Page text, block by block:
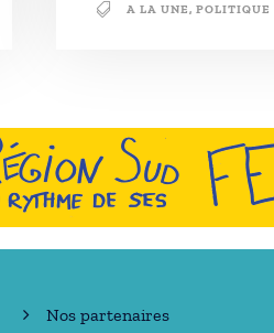
A LA UNE, POLITIQUE
En savoir +
Nos partenaires